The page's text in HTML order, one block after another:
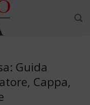
Guida
Cappa,